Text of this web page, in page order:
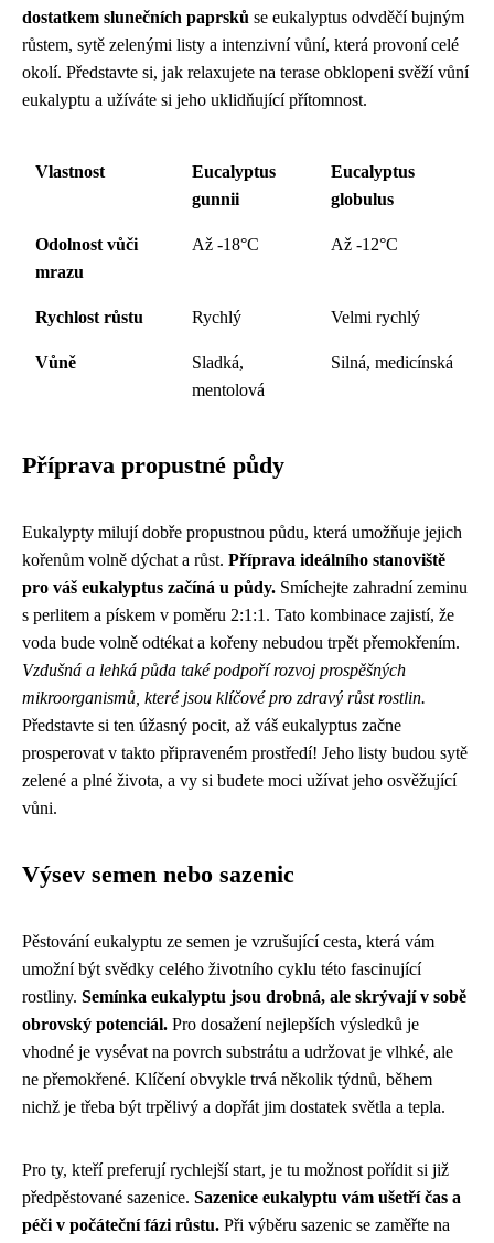
dostatkem slunečních paprsků se eukalyptus odvděčí bujným
růstem, sytě zelenými listy a intenzivní vůní, která provoní celé
okolí. Představte si, jak relaxujete na terase obklopeni svěží vůní
eukalyptu a užíváte si jeho uklidňující přítomnost.
Vlastnost
Eucalyptus
gunnii
Eucalyptus
globulus
Odolnost vůči
mrazu
Až -18°C Až -12°C
Rychlost růstu Rychlý Velmi rychlý
Vůně
Sladká,
mentolová
Silná, medicínská
Příprava propustné půdy
Eukalypty milují dobře propustnou půdu, která umožňuje jejich
kořenům volně dýchat a růst. Příprava ideálního stanoviště
pro váš eukalyptus začíná u půdy. Smíchejte zahradní zeminu
s perlitem a pískem v poměru 2:1:1. Tato kombinace zajistí, že
voda bude volně odtékat a kořeny nebudou trpět přemokřením.
Vzdušná a lehká půda také podpoří rozvoj prospěšných
mikroorganismů, které jsou klíčové pro zdravý růst rostlin.
Představte si ten úžasný pocit, až váš eukalyptus začne
prosperovat v takto připraveném prostředí! Jeho listy budou sytě
zelené a plné života, a vy si budete moci užívat jeho osvěžující
vůni.
Výsev semen nebo sazenic
Pěstování eukalyptu ze semen je vzrušující cesta, která vám
umožní být svědky celého životního cyklu této fascinující
rostliny. Semínka eukalyptu jsou drobná, ale skrývají v sobě
obrovský potenciál. Pro dosažení nejlepších výsledků je
vhodné je vysévat na povrch substrátu a udržovat je vlhké, ale
ne přemokřené. Klíčení obvykle trvá několik týdnů, během
nichž je třeba být trpělivý a dopřát jim dostatek světla a tepla.
Pro ty, kteří preferují rychlejší start, je tu možnost pořídit si již
předpěstované sazenice. Sazenice eukalyptu vám ušetří čas a
péči v počáteční fázi růstu. Při výběru sazenic se zaměřte na